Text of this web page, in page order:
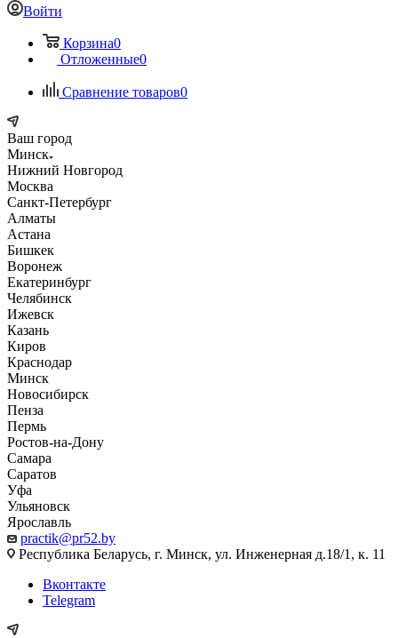
Войти
Корзина0
Отложенные0
Сравнение товаров0
Ваш город
Минск
Нижний Новгород
Москва
Санкт-Петербург
Алматы
Астана
Бишкек
Воронеж
Екатеринбург
Челябинск
Ижевск
Казань
Киров
Краснодар
Минск
Новосибирск
Пенза
Пермь
Ростов-на-Дону
Самара
Саратов
Уфа
Ульяновск
Ярославль
practik@pr52.by
Республика Беларусь, г. Минск, ул. Инженерная д.18/1, к. 11
Вконтакте
Telegram